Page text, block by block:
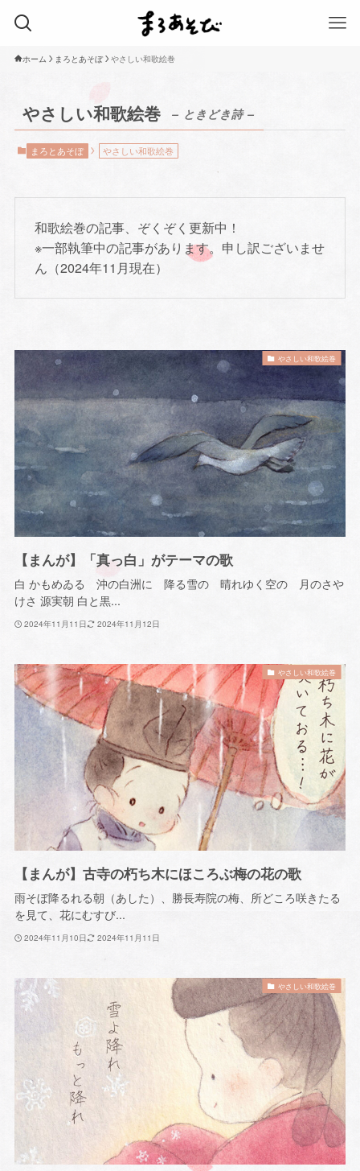
ホーム まろとあそぼ やさしい和歌絵巻
やさしい和歌絵巻 – ときどき詩 –
まろとあそぼ やさしい和歌絵巻
和歌絵巻の記事、ぞくぞく更新中！
※一部執筆中の記事があります。申し訳ございませ
ん（2024年11月現在）
やさしい和歌絵巻
【まんが】「真っ白」がテーマの歌
白 かもめゐる 沖の白洲に 降る雪の 晴れゆく空の 月のさや
けさ 源実朝 白と黒...
2024年11月11日 2024年11月12日
やさしい和歌絵巻
【まんが】古寺の朽ち木にほころぶ梅の花の歌
雨そぼ降るれる朝（あした）、勝長寿院の梅、所どころ咲きたる
を見て、花にむすび...
2024年11月10日 2024年11月11日
やさしい和歌絵巻